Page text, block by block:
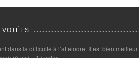
dans la difficulté à l’atteindre. Il est bien meilleur